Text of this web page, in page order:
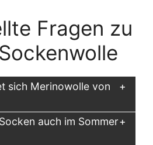
Fragen zu
sich Merinowolle von
auch im Sommer